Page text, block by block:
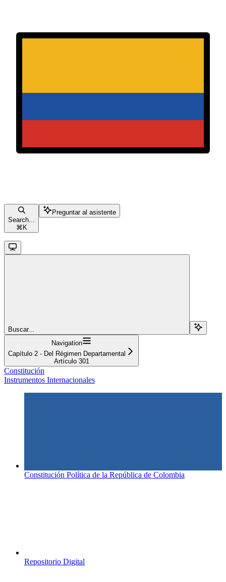
Search...
⌘ K
Preguntar al asistente
Buscar...
Navigation
Capítulo 2 - Del Régimen Departamental
Artículo 301
Constitución
Instrumentos Internacionales
Constitución Política de la República de Colombia
Repositorio Digital